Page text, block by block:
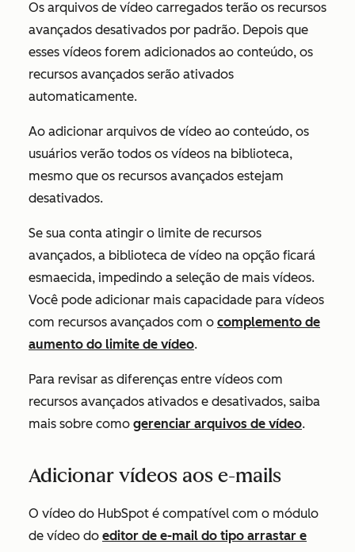
Os arquivos de vídeo carregados terão os recursos
avançados desativados por padrão. Depois que
esses vídeos forem adicionados ao conteúdo, os
recursos avançados serão ativados
automaticamente.
Ao adicionar arquivos de vídeo ao conteúdo, os
usuários verão todos os vídeos na biblioteca,
mesmo que os recursos avançados estejam
desativados.
Se sua conta atingir o limite de recursos
avançados, a biblioteca de vídeo na opção ficará
esmaecida, impedindo a seleção de mais vídeos.
Você pode adicionar mais capacidade para vídeos
com recursos avançados com o complemento de
aumento do limite de vídeo.
Para revisar as diferenças entre vídeos com
recursos avançados ativados e desativados, saiba
mais sobre como gerenciar arquivos de vídeo.
Adicionar vídeos aos e-mails
O vídeo do HubSpot é compatível com o módulo
de vídeo do editor de e-mail do tipo arrastar e